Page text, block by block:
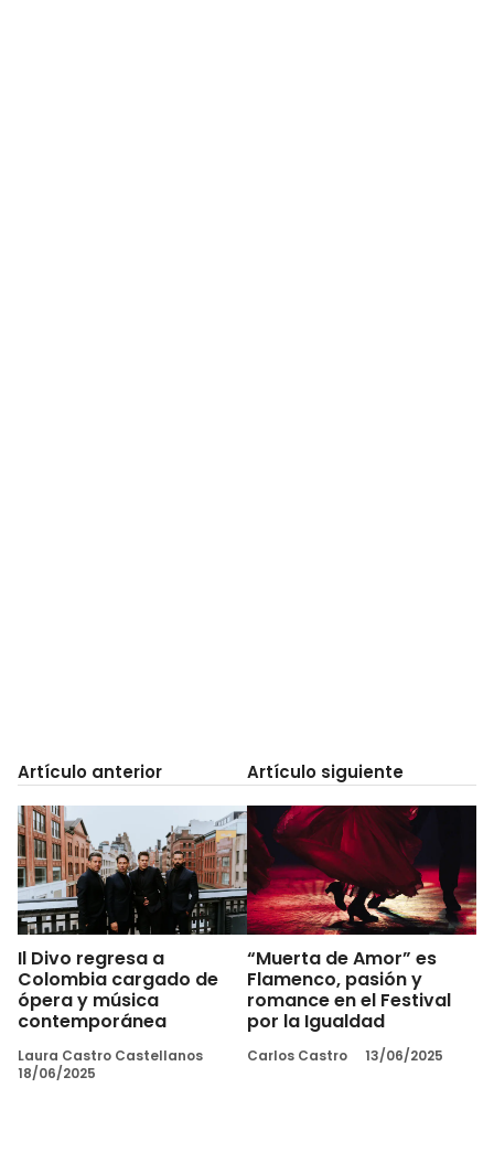
Artículo anterior
Il Divo regresa a
Colombia cargado de
ópera y música
contemporánea
Laura Castro Castellanos
18/06/2025
Artículo siguiente
“Muerta de Amor” es
Flamenco, pasión y
romance en el Festival
por la Igualdad
Carlos Castro 13/06/2025